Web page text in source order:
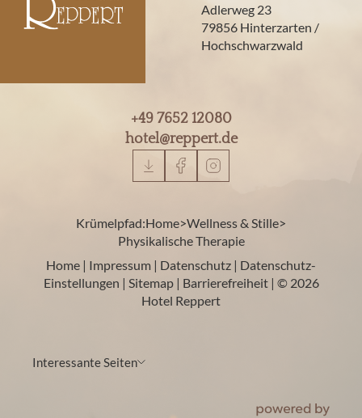
Adlerweg 23
79856 Hinterzarten /
Hochschwarzwald
+49 7652 12080
hotel@reppert.de
Krümelpfad:Home>Wellness & Stille>
Physikalische Therapie
Home | Impressum | Datenschutz | Datenschutz-
Einstellungen | Sitemap | Barrierefreiheit | © 2026
Hotel Reppert
Interessante Seiten